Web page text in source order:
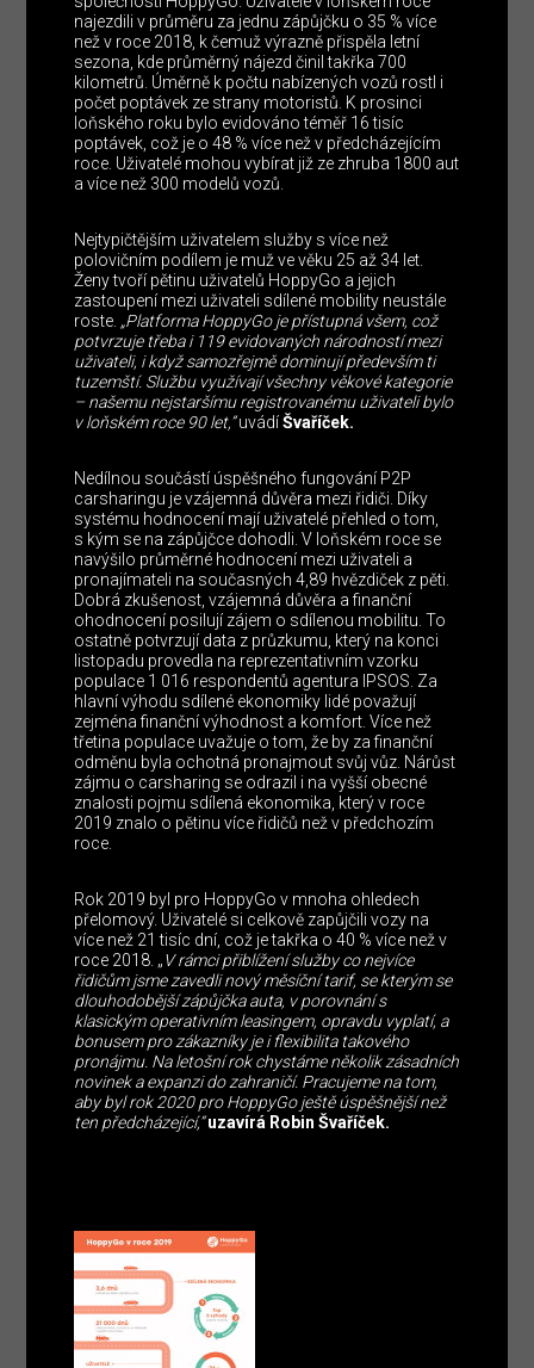
najezdili v průměru za jednu zápůjčku o 35 % více
než v roce 2018, k čemuž výrazně přispěla letní
sezona, kde průměrný nájezd činil takřka 700
kilometrů. Úměrně k počtu nabízených vozů rostl i
počet poptávek ze strany motoristů. K prosinci
loňského roku bylo evidováno téměř 16 tisíc
poptávek, což je o 48 % více než v předcházejícím
roce. Uživatelé mohou vybírat již ze zhruba 1800 aut
a více než 300 modelů vozů.
Nejtypičtějším uživatelem služby s více než
polovičním podílem je muž ve věku 25 až 34 let.
Ženy tvoří pětinu uživatelů HoppyGo a jejich
zastoupení mezi uživateli sdílené mobility neustále
roste. „Platforma HoppyGo je přístupná všem, což
potvrzuje třeba i 119 evidovaných národností mezi
uživateli, i když samozřejmě dominují především ti
tuzemští. Službu využívají všechny věkové kategorie
– našemu nejstaršímu registrovanému uživateli bylo
v loňském roce 90 let,”uvádíŠvaříček.
Nedílnou součástí úspěšného fungování P2P
carsharingu je vzájemná důvěra mezi řidiči. Díky
systému hodnocení mají uživatelé přehled o tom,
s kým se na zápůjčce dohodli. V loňském roce se
navýšilo průměrné hodnocení mezi uživateli a
pronajímateli na současných 4,89 hvězdiček z pěti.
Dobrá zkušenost, vzájemná důvěra a finanční
ohodnocení posilují zájem o sdílenou mobilitu. To
ostatně potvrzují data z průzkumu, který na konci
listopadu provedla na reprezentativním vzorku
populace 1 016 respondentů agentura IPSOS. Za
hlavní výhodu sdílené ekonomiky lidé považují
zejména finanční výhodnost a komfort. Více než
třetina populace uvažuje o tom, že by za finanční
odměnu byla ochotná pronajmout svůj vůz. Nárůst
zájmu o carsharing se odrazil i na vyšší obecné
znalosti pojmu sdílená ekonomika, který v roce
2019 znalo o pětinu více řidičů než v předchozím
roce.
Rok 2019 byl pro HoppyGo v mnoha ohledech
přelomový. Uživatelé si celkově zapůjčili vozy na
více než 21 tisíc dní, což je takřka o 40 % více než v
roce 2018. „V rámci přiblížení služby co nejvíce
řidičům jsme zavedli nový měsíční tarif, se kterým se
dlouhodobější zápůjčka auta, v porovnání s
klasickým operativním leasingem, opravdu vyplatí, a
bonusem pro zákazníky je i flexibilita takového
pronájmu. Na letošní rok chystáme několik zásadních
novinek a expanzi do zahraničí. Pracujeme na tom,
aby byl rok 2020 pro HoppyGo ještě úspěšnější než
ten předcházející,“uzavírá Robin Švaříček.